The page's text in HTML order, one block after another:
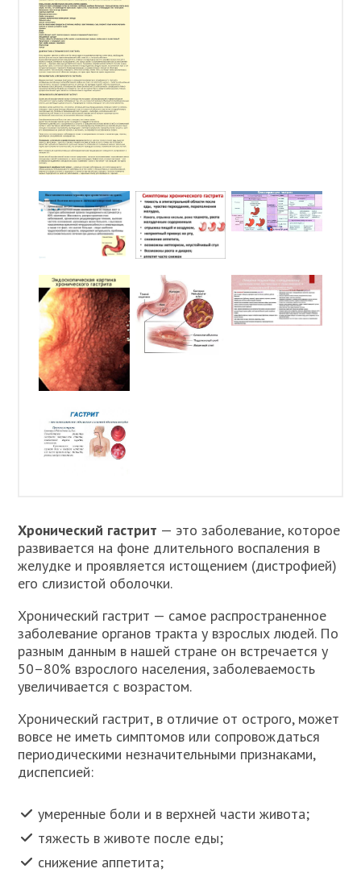
Хронический гастрит — это заболевание, которое
развивается на фоне длительного воспаления в
желудке и проявляется истощением (дистрофией)
его слизистой оболочки.
Хронический гастрит — самое распространенное
заболевание органов тракта у взрослых людей. По
разным данным в нашей стране он встречается у
50–80% взрослого населения, заболеваемость
увеличивается с возрастом.
Хронический гастрит, в отличие от острого, может
вовсе не иметь симптомов или сопровождаться
периодическими незначительными признаками,
диспепсией:
умеренные боли и в верхней части живота;
тяжесть в животе после еды;
снижение аппетита;